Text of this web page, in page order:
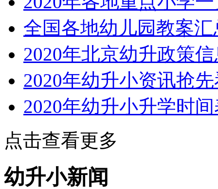
全国各地幼儿园教案汇
2020年北京幼升政策
2020年幼升小资讯抢
2020年幼升小升学时
点击查看更多
幼升小新闻